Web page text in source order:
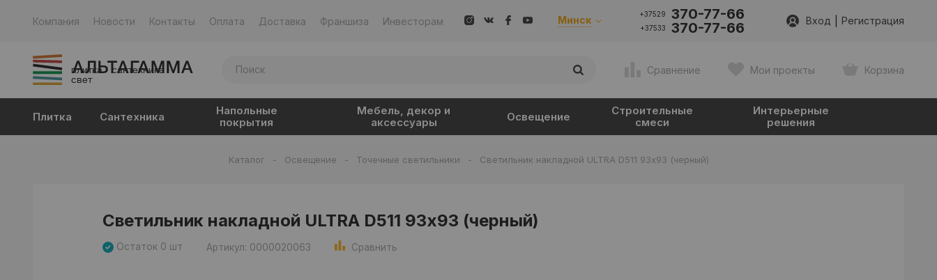
Компания Новости Контакты Оплата Доставка Франшиза Инвесторам Минск +37529 370-77-66
+37533 370-77-66 Вход Регистрация
плитка · сантехника ·
свет
Сравнение Мои проекты Корзина
Плитка Сантехника
Напольные
покрытия
Мебель, декор и
аксессуары
Освещение
Строительные
смеси
Интерьерные
решения
Каталог - Освещение - Точечные светильники - Светильник накладной ULTRA D511 93х93 (черный)
Светильник накладной ULTRA D511 93х93 (черный)
Остаток 0 шт Артикул: 0000020063 Сравнить